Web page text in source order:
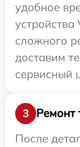
удобное
сложного
доставим
сервисный
3
Ремонт
После